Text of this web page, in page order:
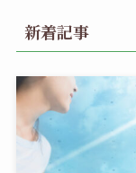
新着記事